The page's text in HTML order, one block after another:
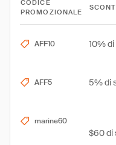
CODICE
PROMOZIONALE
AFF10 10%
AFF5 5% di
marine60
$60 di